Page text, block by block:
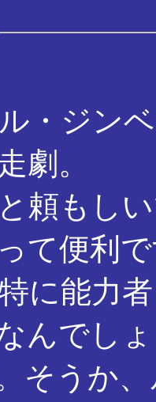
・ジン
劇。
頼もし
て便利
に能力
んでし
そうか